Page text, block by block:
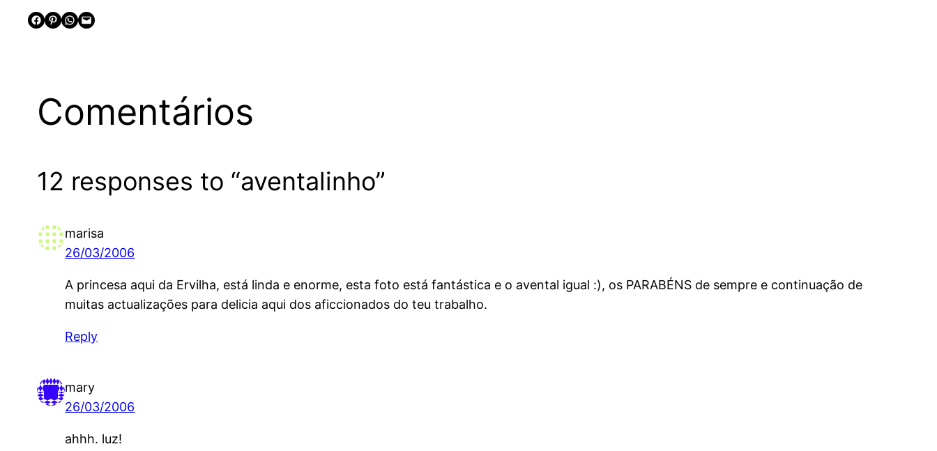
Share on Facebook
Share on Pinterest Share on WhatsApp Email this Page
Comentários
12 responses to “aventalinho”
marisa
26/03/2006
A princesa aqui da Ervilha, está linda e enorme, esta foto está fantástica e o avental igual :), os PARABÉNS de sempre e continuação de
muitas actualizações para delicia aqui dos aficcionados do teu trabalho.
Reply
mary
26/03/2006
ahhh. luz!